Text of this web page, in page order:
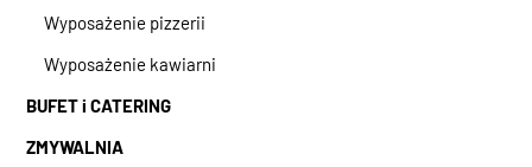
Wyposażenie pizzerii
Wyposażenie kawiarni
BUFET i CATERING
ZMYWALNIA